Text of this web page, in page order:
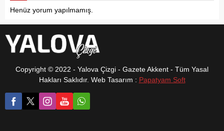
İlçemiz genelinde Hürriyet,
Cumhuriyet ve Hersek
mahallelerimizde mahalle
toplantılarımızı tamamladık.
Vatandaşlarımızın talep ve
Henüz yorum yapılmamış.
Copyright © 2022 - Yalova Çizgi - Gazete Akkent - Tüm Yasal
Hakları Saklıdır. Web Tasarım : Papatyam Soft